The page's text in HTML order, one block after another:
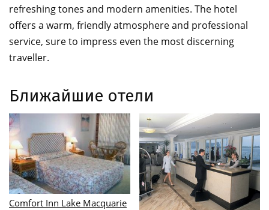
refreshing tones and modern amenities. The hotel
offers a warm, friendly atmosphere and professional
service, sure to impress even the most discerning
traveller.
Ближайшие отели
Comfort Inn Lake Macquarie